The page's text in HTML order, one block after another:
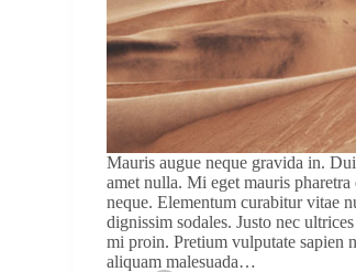
Mauris augue neque gravida in.
amet nulla. Mi eget mauris pharetra
neque. Elementum curabitur vitae
dignissim sodales. Justo nec
mi proin. Pretium vulputate sapien
aliquam malesuada…